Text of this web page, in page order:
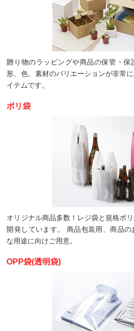
贈り物のラッピングや商品の保管・
形、色、素材のバリエーションが非常
イテムです。
ポリ袋
オリジナル商品多数！レジ袋と規格ポ
開発しています。 商品包装用、商品
な用途に向けご用意。
OPP袋(透明袋)